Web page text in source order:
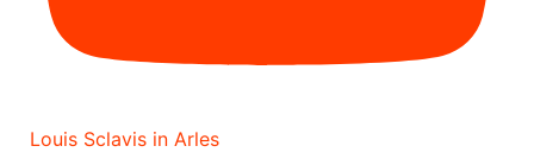
Louis Sclavis in Arles